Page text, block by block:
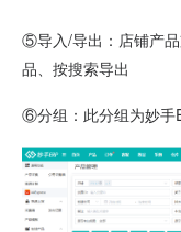
⑤导入/导出：店铺产
品、按搜索导出
⑥分组：此分组为妙手